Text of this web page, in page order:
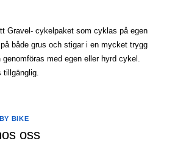
Gravel- cykelpaket som cyklas på egen
både grus och stigar i en mycket trygg
med egen eller hyrd cykel.
tillgänglig.
BIKE
oss